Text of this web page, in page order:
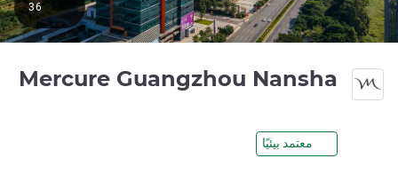
Mercure Guangzhou Nansha
معتمد بيئيًا
36